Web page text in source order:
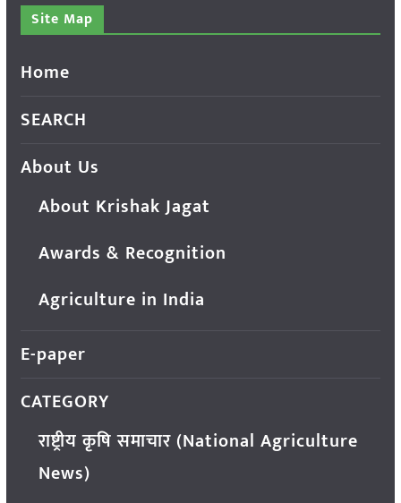
Site Map
Home
SEARCH
About Us
About Krishak Jagat
Awards & Recognition
Agriculture in India
E-paper
CATEGORY
राष्ट्रीय कृषि समाचार (National Agriculture
News)